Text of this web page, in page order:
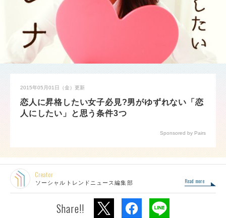
2015年05月01日（金） 更新
恋人に昇格したい女子必見?男がゆずれない「恋
人にしたい」と思う条件3つ
Sponsored by Pairs
Creator
ソーシャルトレンドニュース編集部 Read more
Share!!